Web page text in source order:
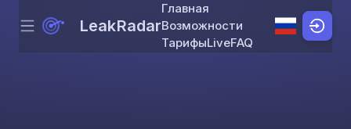
Skip to content
Menu LeakRadar
Главная
Возможности
ТарифыLiveFAQ